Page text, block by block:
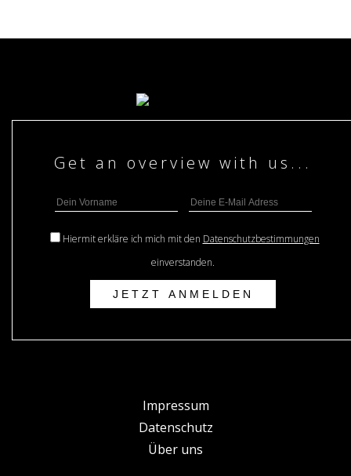
Hiermit erkläre ich mich mit den Datenschutzbestimmungen
einverstanden.
Impressum
Datenschutz
Über uns